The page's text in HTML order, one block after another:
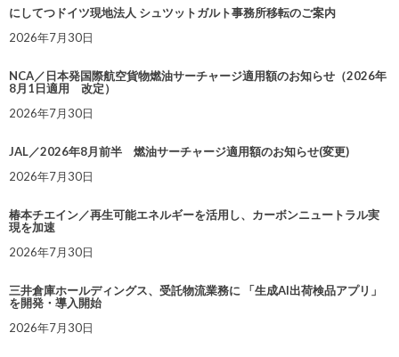
にしてつドイツ現地法人 シュツットガルト事務所移転のご案内
2026年7月30日
NCA／日本発国際航空貨物燃油サーチャージ適用額のお知らせ（2026年
8月1日適用 改定）
2026年7月30日
JAL／2026年8月前半 燃油サーチャージ適用額のお知らせ(変更)
2026年7月30日
椿本チエイン／再生可能エネルギーを活用し、カーボンニュートラル実
現を加速
2026年7月30日
三井倉庫ホールディングス、受託物流業務に 「生成AI出荷検品アプリ」
を開発・導入開始
2026年7月30日